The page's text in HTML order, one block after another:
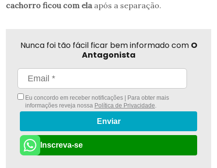
cachorro ficou com elaapós a separação.
Nunca foi tão fácil ficar bem informado com O
Antagonista
Eu concordo em receber notificações | Para obter mais
informações reveja nossa Política de Privacidade.
Enviar
Inscreva-se